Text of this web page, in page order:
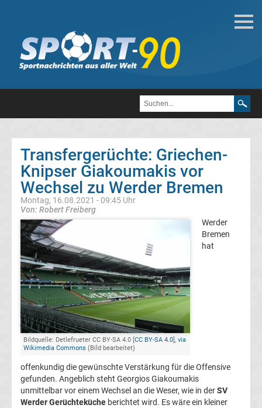
Deutsche
Transfergerüchte
FC
Heidenheim
1846
Transfergerüchte
1.
FC
Kaiserslautern
Transfergerüchte
1.
FC
Transfergerüchte: Griechen-
Knipser Giakoumakis vor
Wechsel zu Werder Bremen
Montag, 16.08.2021 - 09:45 Uhr
Von: Robert Freiberg
Bildquelle: Detlefrueter CC BY-SA 4.0 [CC BY-SA 4.0], via
Wikimedia Commons (Bild bearbeitet)
Werder
Bremen
hat
offenkundig die gewünschte Verstärkung für die Offensive
gefunden. Angeblich steht Georgios Giakoumakis
unmittelbar vor einem Wechsel an die Weser, wie in derSV
Werder Gerüchteküche berichtet wird. Es wäre ein kleiner